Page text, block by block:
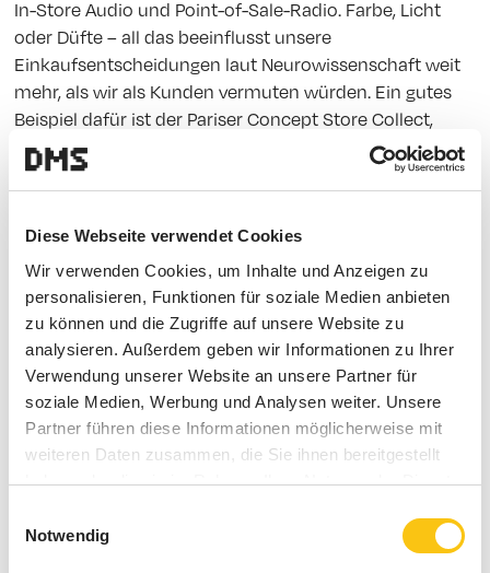
Diese Webseite verwendet Cookies
Wir verwenden Cookies, um Inhalte und Anzeigen zu
personalisieren, Funktionen für soziale Medien anbieten
zu können und die Zugriffe auf unsere Website zu
analysieren. Außerdem geben wir Informationen zu Ihrer
Verwendung unserer Website an unsere Partner für
soziale Medien, Werbung und Analysen weiter. Unsere
Partner führen diese Informationen möglicherweise mit
weiteren Daten zusammen, die Sie ihnen bereitgestellt
haben oder die sie im Rahmen Ihrer Nutzung der Dienste
Notwendig
In-Store Audio und Point-of-Sale-Radio. Farbe, Licht
oder Düfte – all das beeinflusst unsere
Einkaufsentscheidungen laut Neurowissenschaft weit
mehr, als wir als Kunden vermuten würden. Ein gutes
Beispiel dafür ist der Pariser Concept Store Collect,
dessen Signature Duft so erfolgreich war, dass man ihn
auch kaufen konnte – und binnen kurzer Zeit hieß es:
Prozent unserer Entscheidungen – auch beim Kaufen –
Raum für Emotionen.
70 Prozent aller Kaufentscheidungen fallen spontan
direkt vor dem Regal, also impulsiv und emotional statt
rational. Die richtigen sensitiven Impulse sind wichtige
Atmosphäre eines Raumes zu verändern und beim